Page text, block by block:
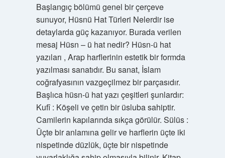
Başlangıç bölümü genel bir çerçeve
sunuyor, Hüsnü Hat Türleri Nelerdir ise
detaylarda güç kazanıyor. Burada verilen
mesaj Hüsn – ü hat nedir? Hüsn-ü hat
yazıları , Arap harflerinin estetik bir formda
yazılması sanatıdır. Bu sanat, İslam
coğrafyasının vazgeçilmez bir parçasıdır.
Başlıca hüsn-ü hat yazı çeşitleri şunlardır:
Kufî : Köşeli ve çetin bir üsluba sahiptir.
Camilerin kapılarında sıkça görülür. Sülüs :
Üçte bir anlamına gelir ve harflerin üçte iki
nispetinde düzlük, üçte bir nispetinde